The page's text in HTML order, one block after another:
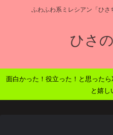
ふわふわ系ミレシアン「ひ
ひさ
面白かった！役立った！と思った
と嬉し